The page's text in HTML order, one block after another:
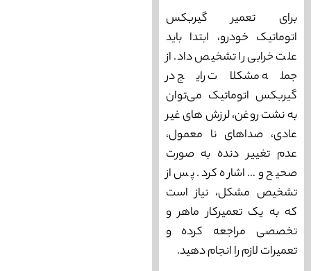
برای تعمیر گیربکس
اتوماتیک خودرو، ابتدا باید
علت خرابی را تشخیص داد. از
جمله مشکلات رایج در
گیربکس اتوماتیک می‌‌توان
به نشت روغن، لرزش‌ های غیر
عادی، صداهای نا معمول،
عدم تغییر دنده به صورت
صحیح و… اشاره کرد. پس از
تشخیص مشکل، نیاز است
که به یک تعمیرکار ماهر و
تخصصی مراجعه کرده و
تعمیرات لازم را انجام دهید.